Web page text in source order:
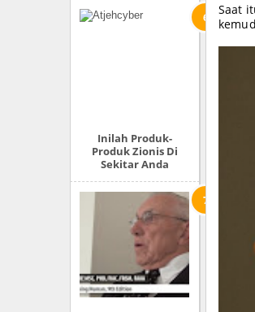
Inilah Produk-
Produk Zionis Di
Sekitar Anda
Saat